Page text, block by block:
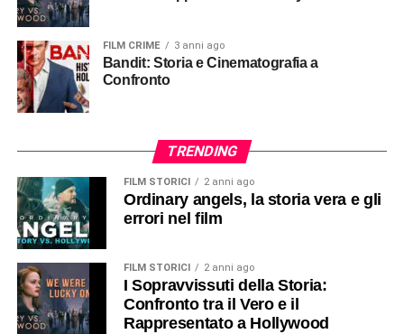
FILM CRIME 3 anni ago
Bandit: Storia e Cinematografia a
Confronto
TRENDING
FILM STORICI 2 anni ago
Ordinary angels, la storia vera e gli
errori nel film
FILM STORICI 2 anni ago
I Sopravvissuti della Storia:
Confronto tra il Vero e il
Rappresentato a Hollywood